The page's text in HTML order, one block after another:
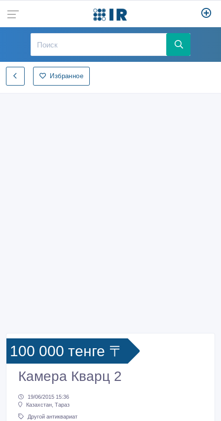
Избранное
100 000 тенге 〒
Камера Кварц 2
19/06/2015 15:36
Казахстан, Тараз
Другой антиквариат